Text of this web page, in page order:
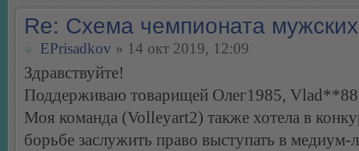
Re: Схема чемпионата
EPrisadkov » 14 окт 2019, 12:09
Здравствуйте!
Поддерживаю товарищей Олег1985,
Моя команда (Volleyart2) также хотела в
борьбе заслужить право выступать в медиум-